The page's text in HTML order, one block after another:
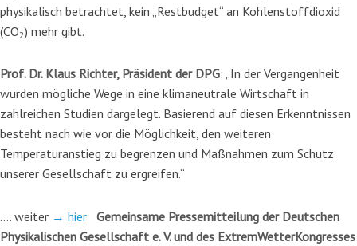
physikalisch betrachtet, kein „Restbudget“ an Kohlenstoffdioxid
(CO2) mehr gibt.
Prof. Dr. Klaus Richter, Präsident der DPG: „In der Vergangenheit
wurden mögliche Wege in eine klimaneutrale Wirtschaft in
zahlreichen Studien dargelegt. Basierend auf diesen Erkenntnissen
besteht nach wie vor die Möglichkeit, den weiteren
Temperaturanstieg zu begrenzen und Maßnahmen zum Schutz
unserer Gesellschaft zu ergreifen.“
…. weiter → hier Gemeinsame Pressemitteilung der Deutschen
Physikalischen Gesellschaft e. V. und des ExtremWetterKongresses